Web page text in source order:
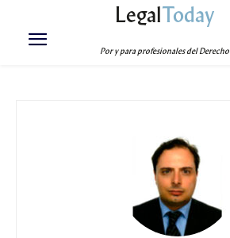
LegalToday
Por y para profesionales del Derecho